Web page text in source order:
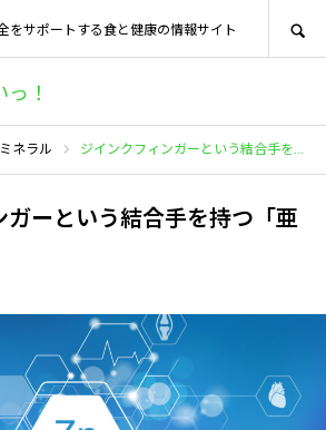
！
をサポートする食と健康の情報サイト
ミネラル ジインクフィンガーという結合手を持つ「亜鉛」
ガーという結合手を持つ「亜